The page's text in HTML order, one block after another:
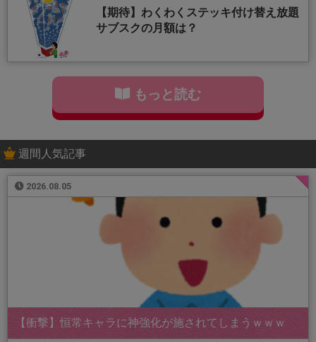
【期待】わくわくステッキ付け替え放題
サブスクの月額は？
もっと読む
週間人気記事
2026.08.05
【衝撃】恒常キャラに神強化が施されてしまうｗｗｗ